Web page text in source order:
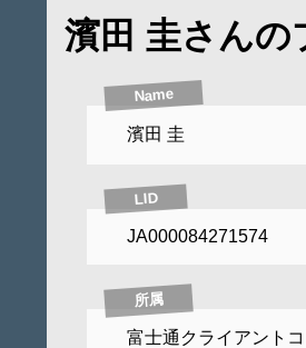
濱田 圭さんの
Name
濱田 圭
LID
JA000084271574
所属
富士通クライアント